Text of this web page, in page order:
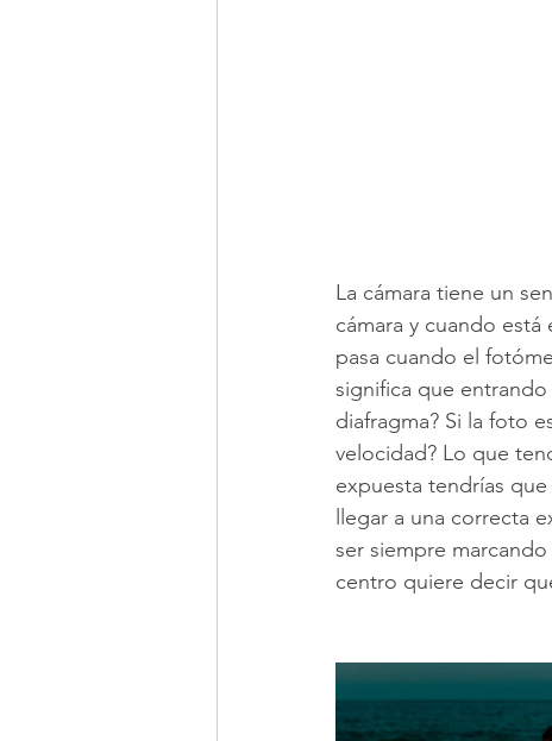
La cámara tiene un
cámara y cuando
pasa cuando el
significa que entrando
diafragma? Si la foto
velocidad? Lo que
expuesta tendrías
llegar a una correcta
ser siempre
centro quiere decir